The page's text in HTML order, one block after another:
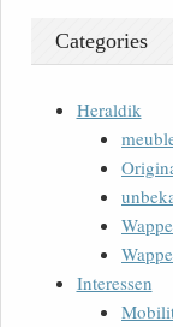
Categories
Heraldik
Interessen